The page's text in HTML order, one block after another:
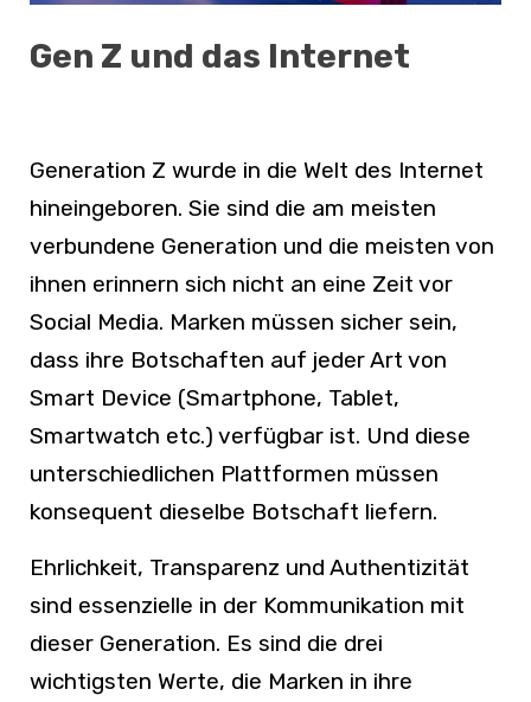
Gen Z und das Internet
Generation Z wurde in die Welt des Internet
hineingeboren. Sie sind die am meisten
verbundene Generation und die meisten von
ihnen erinnern sich nicht an eine Zeit vor
Social Media. Marken müssen sicher sein,
dass ihre Botschaften auf jeder Art von
Smart Device (Smartphone, Tablet,
Smartwatch etc.) verfügbar ist. Und diese
unterschiedlichen Plattformen müssen
konsequent dieselbe Botschaft liefern.
Ehrlichkeit, Transparenz und Authentizität
sind essenzielle in der Kommunikation mit
dieser Generation. Es sind die drei
wichtigsten Werte, die Marken in ihre